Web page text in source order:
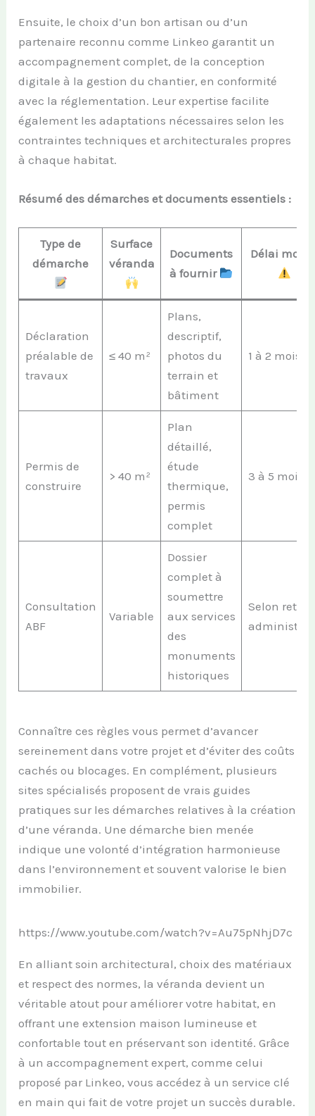
Ensuite, le choix d’un bon artisan ou d’un
partenaire reconnu comme Linkeo garantit un
accompagnement complet, de la conception
digitale à la gestion du chantier, en conformité
avec la réglementation. Leur expertise facilite
également les adaptations nécessaires selon les
contraintes techniques et architecturales propres
à chaque habitat.
Résumé des démarches et documents essentiels :
Type de
démarche
Surface
véranda
Documents
à fournir
Délai
Déclaration
préalable de
travaux
≤ 40 m²
Plans,
descriptif,
photos du
terrain et
bâtiment
1 à 2 mois
Permis de
construire
> 40 m²
Plan
détaillé,
étude
thermique,
permis
complet
3 à 5 mois
Consultation
ABF
Variable
Dossier
complet à
soumettre
aux services
des
monuments
historiques
Selon retour
Connaître ces règles vous permet d’avancer
sereinement dans votre projet et d’éviter des coûts
cachés ou blocages. En complément, plusieurs
sites spécialisés proposent de vrais guides
pratiques sur les démarches relatives à la création
d’une véranda. Une démarche bien menée
indique une volonté d’intégration harmonieuse
dans l’environnement et souvent valorise le bien
immobilier.
https://www.youtube.com/watch?v=Au75pNhjD7c
En alliant soin architectural, choix des matériaux
et respect des normes, la véranda devient un
véritable atout pour améliorer votre habitat, en
offrant une extension maison lumineuse et
confortable tout en préservant son identité. Grâce
à un accompagnement expert, comme celui
proposé par Linkeo, vous accédez à un service clé
en main qui fait de votre projet un succès durable.